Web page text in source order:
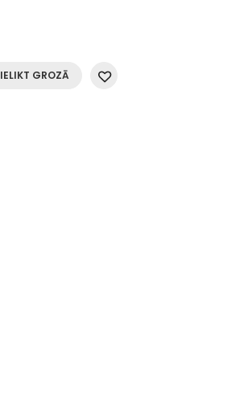
IELIKT GROZĀ